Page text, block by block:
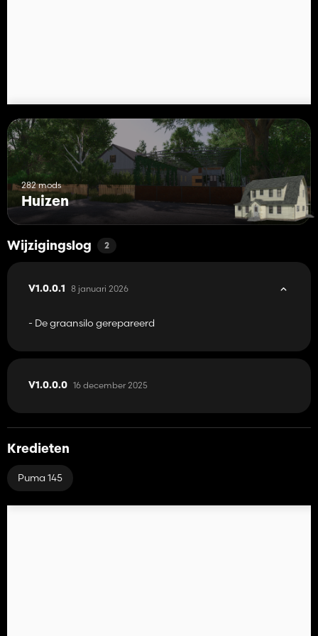
282 mods
Huizen
Wijzigingslog 2
V1.0.0.1 8 januari 2026
- De graansilo gerepareerd
V1.0.0.0 16 december 2025
Kredieten
Puma 145